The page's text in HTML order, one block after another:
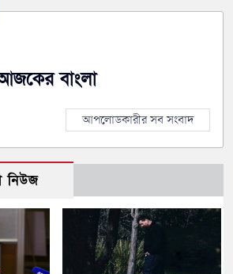
বাংলা
আপলোডকারীর সব সংবাদ
নিউজ